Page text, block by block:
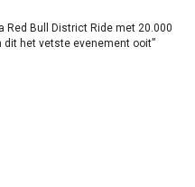
Bull District Ride met 20.000
dit het vetste evenement ooit”